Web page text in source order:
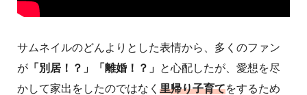
サムネイルのどんよりとした表情から、多くのファン
が 「別居！？」「離婚！？」 と心配したが、愛想を尽
かして家出をしたのではなく 里帰り子育てをするため